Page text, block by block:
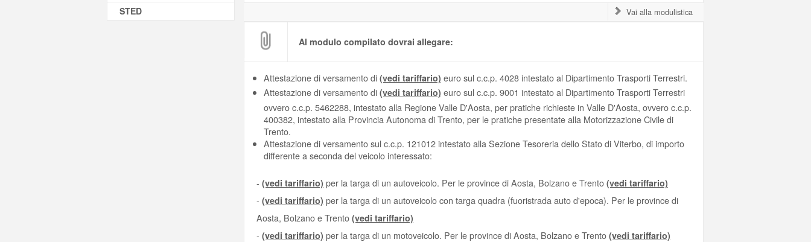
STED
Vai alla modulistica
Al modulo compilato dovrai allegare:
Attestazione di versamento di (vedi tariffario) euro sul c.c.p. 4028 intestato al Dipartimento Trasporti Terrestri.
Attestazione di versamento di (vedi tariffario) euro sul c.c.p. 9001 intestato al Dipartimento Trasporti Terrestri
ovvero c.c.p. 5462288, intestato alla Regione Valle D'Aosta, per pratiche richieste in Valle D'Aosta, ovvero c.c.p.
400382, intestato alla Provincia Autonoma di Trento, per le pratiche presentate alla Motorizzazione Civile di
Trento.
Attestazione di versamento sul c.c.p. 121012 intestato alla Sezione Tesoreria dello Stato di Viterbo, di importo
differente a seconda del veicolo interessato:
- (vedi tariffario) per la targa di un autoveicolo. Per le province di Aosta, Bolzano e Trento (vedi tariffario)
- (vedi tariffario) per la targa di un autoveicolo con targa quadra (fuoristrada auto d'epoca). Per le province di
Aosta, Bolzano e Trento (vedi tariffario)
- (vedi tariffario) per la targa di un motoveicolo. Per le province di Aosta, Bolzano e Trento (vedi tariffario)